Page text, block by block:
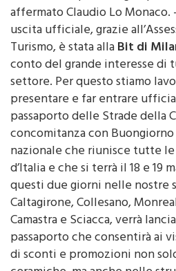
affermato Claudio Lo Monaco.
uscita ufficiale, grazie
Turismo, è stata allaBit di
conto del grande interesse
settore. Per questo stiamo
presentare e far entrare
passaporto delle Strade della
concomitanza con
nazionale che riunisce tutte
d’Italia e che si terrà il 18 e 19
questi due giorni nelle nostre
Caltagirone, Collesano,
Camastra e Sciacca, verrà
passaporto che consentirà ai
di sconti e promozioni non